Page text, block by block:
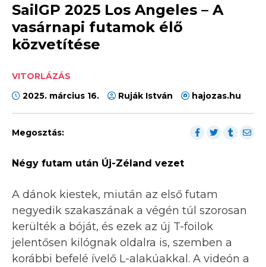
SailGP 2025 Los Angeles – A
vasárnapi futamok élő
közvetítése
VITORLÁZÁS
2025. március 16.
Ruják István hajozas.hu
Megosztás:
Négy futam után Új-Zéland vezet
A dánok kiestek, miután az első futam
negyedik szakaszának a végén túl szorosan
kerülték a bóját, és ezek az új T-foilok
jelentősen kilógnak oldalra is, szemben a
korábbi befelé ívelő L-alakúakkal. A videón a